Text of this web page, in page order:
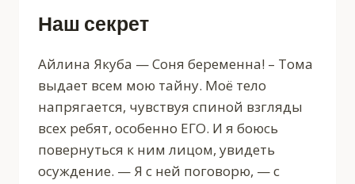
Наш секрет
Айлина Якуба — Соня беременна! – Тома
выдает всем мою тайну. Моё тело
напрягается, чувствуя спиной взгляды
всех ребят, особенно ЕГО. И я боюсь
повернуться к ним лицом, увидеть
осуждение. — Я с ней поговорю, — с